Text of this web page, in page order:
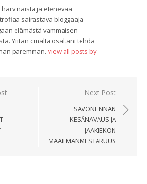
ja etenevää
sairastava bloggaaja
elämästä vammaisen
Yritän omalta osaltani tehdä
paremman. View all posts by
Next Post
SAVONLINNAN
KESÄNAVAUS JA
JÄÄKIEKON
MAAILMANMESTARUUS